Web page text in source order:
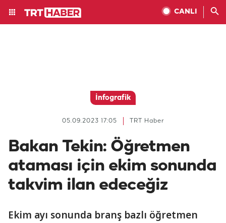
CANLI
İnfografik
TRT Haber
05.09.2023 17:05
Bakan Tekin: Öğretmen
ataması için ekim sonunda
takvim ilan edeceğiz
Ekim ayı sonunda branş bazlı öğretmen